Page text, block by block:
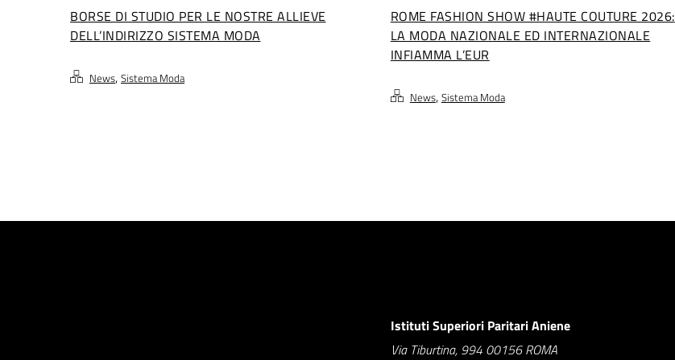
BORSE DI STUDIO PER LE NOSTRE ALLIEVE
DELL’INDIRIZZO SISTEMA MODA
News, Sistema Moda
ROME FASHION SHOW #HAUTE COUTURE 2026:
LA MODA NAZIONALE ED INTERNAZIONALE
INFIAMMA L’EUR
News, Sistema Moda
Istituti Superiori Paritari Aniene
Via Tiburtina, 994 00156 ROMA